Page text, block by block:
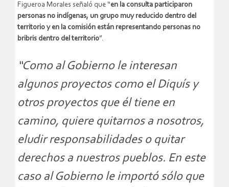
Figueroa Morales señaló que “en la consulta participaron
personas no indígenas, un grupo muy reducido dentro del
territorio y en la comisión están representando personas no
bribris dentro del territorio”.
“Como al Gobierno le interesan
algunos proyectos como el Diquís y
otros proyectos que él tiene en
camino, quiere quitarnos a nosotros,
eludir responsabilidades o quitar
derechos a nuestros pueblos. En este
caso al Gobierno le importó sólo que